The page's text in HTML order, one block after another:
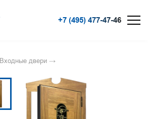
+7 (495) 477-47-46
Входные двери →